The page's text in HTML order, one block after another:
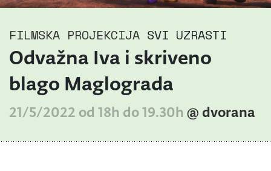
FILMSKA PROJEKCIJA SVI UZRASTI
Odvažna Iva i skriveno
blago Maglograda
21/5/2022 od 18h do 19.30h @ dvorana